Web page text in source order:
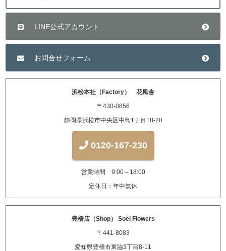
LINE公式アカウント
お問合せフォーム
浜松本社（Factory） 花風舎
〒430-0856
静岡県浜松市中央区中島1丁目18-20
0120-167-230
営業時間 9:00～18:00
定休日：年中無休
豊橋店（Shop） Soel Flowers
〒441-8083
愛知県豊橋市東脇3丁目8-11